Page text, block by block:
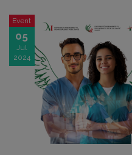
Event
05
Jul
2024